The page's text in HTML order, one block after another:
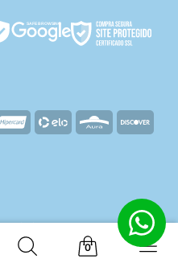
direitos reservados.
Mídia Digital
0